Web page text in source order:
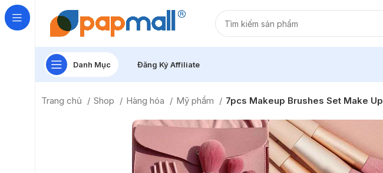
Danh Mục Đăng Ký Affiliate
Trang chủ Shop Hàng hóa Mỹ phẩm 7pcs Makeup Brushes Set Make Up